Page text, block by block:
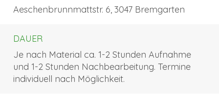
Aeschenbrunnmattstr. 6, 3047 Bremgarten
DAUER
Je nach Material ca. 1-2 Stunden Aufnahme
und 1-2 Stunden Nachbearbeitung. Termine
individuell nach Möglichkeit.